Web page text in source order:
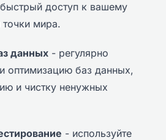
доступ к вашему
точки мира.
данных - регулярно
оптимизацию баз данных,
и чистку ненужных
- используйте